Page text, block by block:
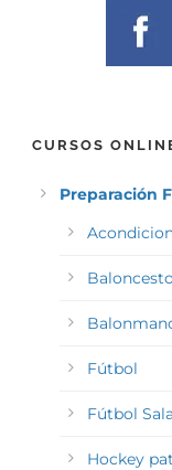
CURSOS
Preparación
Baloncesto
Fútbol
Fútbol Sala
Hockey